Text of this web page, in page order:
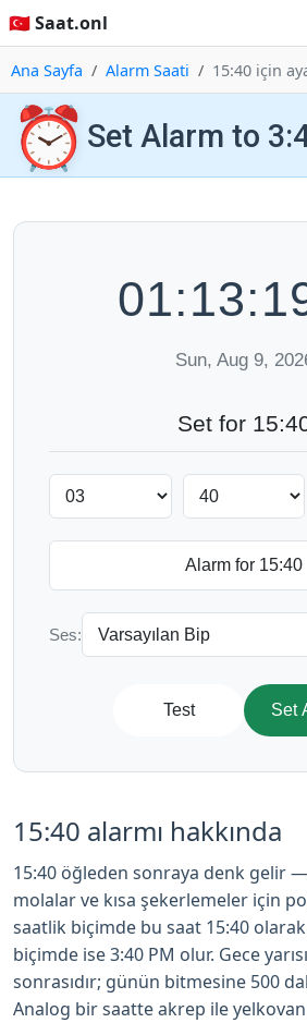
🇹🇷 Saat.onl
Ana Sayfa Alarm Saati 15:40 için
⏰ Set Alarm to
Sun, Aug 9,
Set for
Ses:
Test Set
15:40 alarmı hakkında
15:40 öğleden sonraya denk gelir —
molalar ve kısa şekerlemeler için
saatlik biçimde bu saat 15:40 olarak
biçimde ise 3:40 PM olur. Gece
sonrasıdır; günün bitmesine 500
Analog bir saatte akrep ile yelkovan